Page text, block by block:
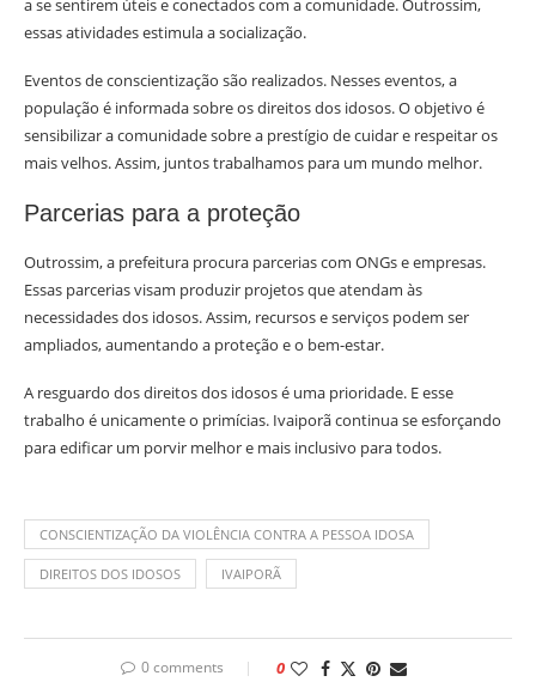
a se sentirem úteis e conectados com a comunidade. Outrossim,
essas atividades estimula a socialização.
Eventos de conscientização são realizados. Nesses eventos, a
população é informada sobre os direitos dos idosos. O objetivo é
sensibilizar a comunidade sobre a prestígio de cuidar e respeitar os
mais velhos. Assim, juntos trabalhamos para um mundo melhor.
Parcerias para a proteção
Outrossim, a prefeitura procura parcerias com ONGs e empresas.
Essas parcerias visam produzir projetos que atendam às
necessidades dos idosos. Assim, recursos e serviços podem ser
ampliados, aumentando a proteção e o bem-estar.
A resguardo dos direitos dos idosos é uma prioridade. E esse
trabalho é unicamente o primícias. Ivaiporã continua se esforçando
para edificar um porvir melhor e mais inclusivo para todos.
CONSCIENTIZAÇÃO DA VIOLÊNCIA CONTRA A PESSOA IDOSA
DIREITOS DOS IDOSOS IVAIPORÃ
0 comments 0